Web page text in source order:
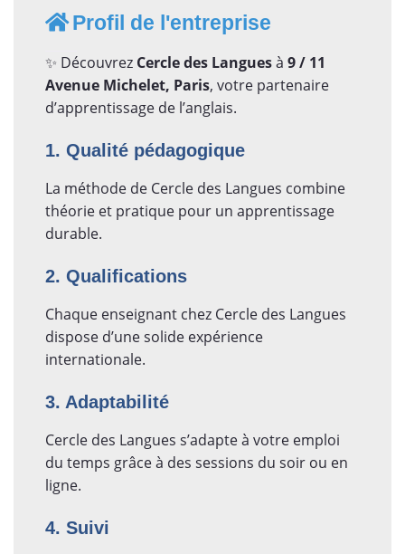
Profil de l'entreprise
✨ Découvrez Cercle des Languesà 9 / 11
Avenue Michelet, Paris, votre partenaire
d’apprentissage de l’anglais.
1. Qualité pédagogique
La méthode de Cercle des Langues combine
théorie et pratique pour un apprentissage
durable.
2. Qualifications
Chaque enseignant chez Cercle des Langues
dispose d’une solide expérience
internationale.
3. Adaptabilité
Cercle des Langues s’adapte à votre emploi
du temps grâce à des sessions du soir ou en
ligne.
4. Suivi